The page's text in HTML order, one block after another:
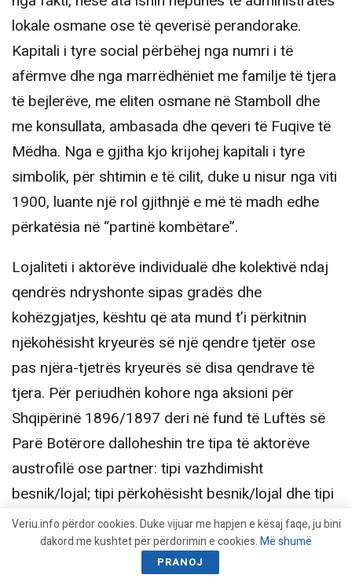
lokale osmane ose të qeverisë perandorake.
Kapitali i tyre social përbëhej nga numri i të
afërmve dhe nga marrëdhëniet me familje të tjera
të bejlerëve, me eliten osmane në Stamboll dhe
me konsullata, ambasada dhe qeveri të Fuqive të
Mëdha. Nga e gjitha kjo krijohej kapitali i tyre
simbolik, për shtimin e të cilit, duke u nisur nga viti
1900, luante një rol gjithnjë e më të madh edhe
përkatësia në “partinë kombëtare”.
Lojaliteti i aktorëve individualë dhe kolektivë ndaj
qendrës ndryshonte sipas gradës dhe
kohëzgjatjes, kështu që ata mund t’i përkitnin
njëkohësisht kryeurës së një qendre tjetër ose
pas njëra-tjetrës kryeurës së disa qendrave të
tjera. Për periudhën kohore nga aksioni për
Shqipërinë 1896/1897 deri në fund të Luftës së
Parë Botërore dalloheshin tre tipa të aktorëve
austrofilë ose partner: tipi vazhdimisht
besnik/lojal; tipi përkohësisht besnik/lojal dhe tipi
manovrues-luhatës. Tipi austrofil vazhdimisht
besnik/lojal ishte lojal gjatë gjithë zgjatjes së
bashkëpunimit midis qendrës dhe kryeurës. Tipi
Veriu.info përdor cookies. Duke vijuar me hapjen e kësaj faqe, ju bini
dakord me kushtet për përdorimin e cookies.Më shumë
PRANOJ